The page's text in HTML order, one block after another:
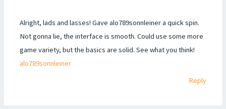
Alright, lads and lasses! Gave alo789sonnleiner a quick spin.
Not gonna lie, the interface is smooth. Could use some more
game variety, but the basics are solid. See what you think!
alo789sonnleiner
Reply